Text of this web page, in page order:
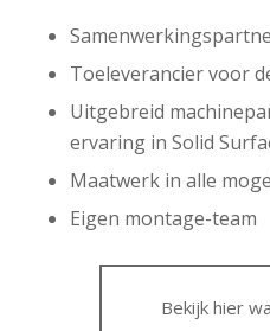
Toeleverancier voor
Uitgebreid
ervaring in Solid
Maatwerk in alle
Eigen montage-team
Bekijk hier